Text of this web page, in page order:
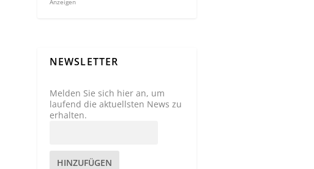
Anzeigen
NEWSLETTER
Melden Sie sich hier an, um
laufend die aktuellsten News zu
erhalten.
HINZUFÜGEN